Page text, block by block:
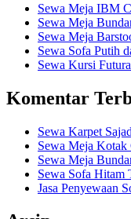
Sewa Meja IBM
Sewa Meja
Sewa Meja
Sewa Sofa Putih
Sewa Kursi
Komentar
Sewa Karpet
Sewa Meja Kotak
Sewa Meja
Sewa Sofa Hitam
Jasa Penyewaan